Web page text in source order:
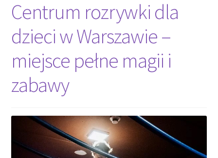
Centrum rozrywki dla
dzieci w Warszawie –
miejsce pełne magii i
zabawy